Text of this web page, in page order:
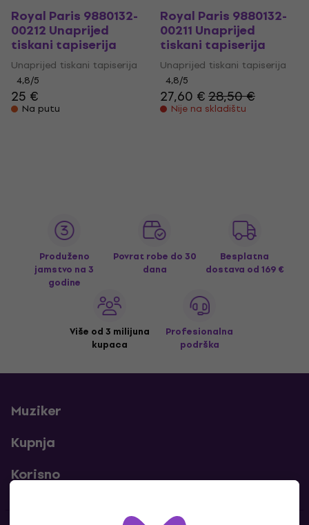
Royal Paris 9880132-
00212 Unaprijed
tiskani tapiserija
Unaprijed tiskani tapiserija
4,8/5
25 €
Na putu
Royal Paris 9880132-
00211 Unaprijed
tiskani tapiserija
Unaprijed tiskani tapiserija
4,8/5
27,60 €28,50 €
Nije na skladištu
Produženo
jamstvo na 3
godine
Povrat robe do 30
dana
Besplatna
dostava od 169 €
Više od 3 milijuna
kupaca
Profesionalna
podrška
Muziker
Kupnja
Korisno